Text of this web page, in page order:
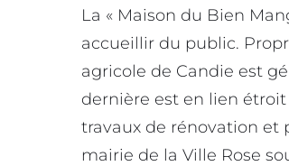
La « Maison du Bien
accueillir du public.
agricole de Candie est
dernière est en lien
travaux de rénovation et
mairie de la Ville Rose